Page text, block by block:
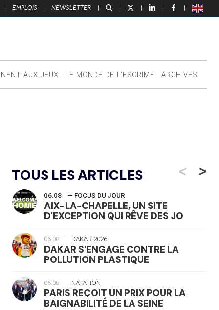
| EMPLOIS | NEWSLETTER | | | | |
AUX JEUX LE MONDE DE L’ESCRIME ARCHIVES
TOUS LES ARTICLES <
06.08 — FOCUS DU JOUR
AIX-LA-CHAPELLE, UN SITE
D'EXCEPTION QUI RÊVE DES JO
06.08 — DAKAR 2026
DAKAR S'ENGAGE CONTRE LA
POLLUTION PLASTIQUE
06.08 — NATATION
PARIS REÇOIT UN PRIX POUR LA
BAIGNABILITÉ DE LA SEINE
>